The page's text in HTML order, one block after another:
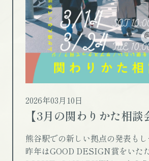
2026年03月10日
【3月の関わりかた相談
熊谷駅での新しい拠点の発表もし
昨年はGOOD DESIGN賞をいた